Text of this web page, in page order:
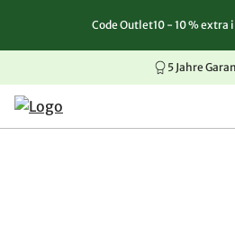
Zum Inhalt springen
Zur Navigation springen
Zum Seitenende springen
Code Outlet10 - 10 % extra
5 Jahre